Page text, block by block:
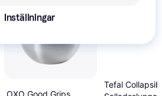
Tefal
Inställningar